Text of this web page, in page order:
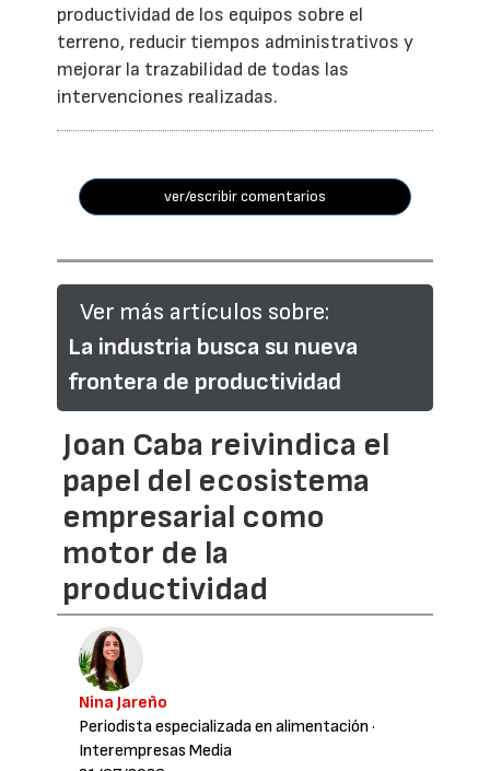
productividad de los equipos sobre el
terreno, reducir tiempos administrativos y
mejorar la trazabilidad de todas las
intervenciones realizadas.
ver/escribir comentarios
Ver más artículos sobre:
La industria busca su nueva
frontera de productividad
Joan Caba reivindica el
papel del ecosistema
empresarial como
motor de la
productividad
Nina Jareño
Periodista especializada en alimentación ·
Interempresas Media